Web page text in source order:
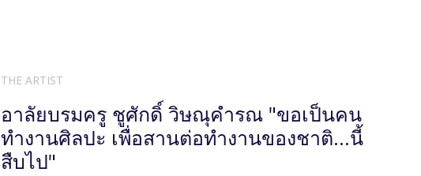
THE ARTIST
อาลัยบรมครู ชูศักดิ์ วิษณุคำรณ "ขอเป็นคน
ทำงานศิลปะ เพื่อสานต่อทำงานของชาติ...นี้
สืบไป"